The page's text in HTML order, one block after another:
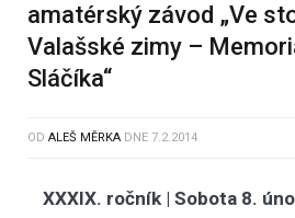
amatérský závod „Ve
Valašské zimy –
Sláčíka“
OD ALEŠ MĚRKA DNE 7.2.2014
XXXIX. ročník | Sobota 8.